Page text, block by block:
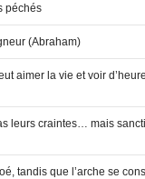
péchés
(Abraham)
aimer la vie et voir
leurs craintes… mais
tandis que l’arche se